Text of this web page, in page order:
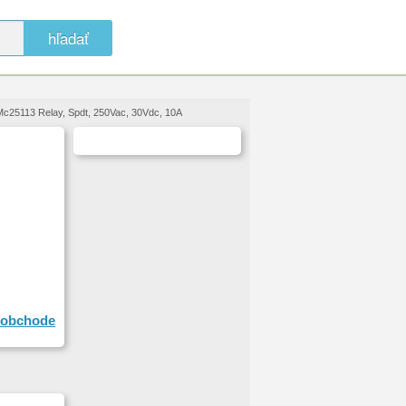
hľadať
Relay, Spdt, 250Vac, 30Vdc, 10A